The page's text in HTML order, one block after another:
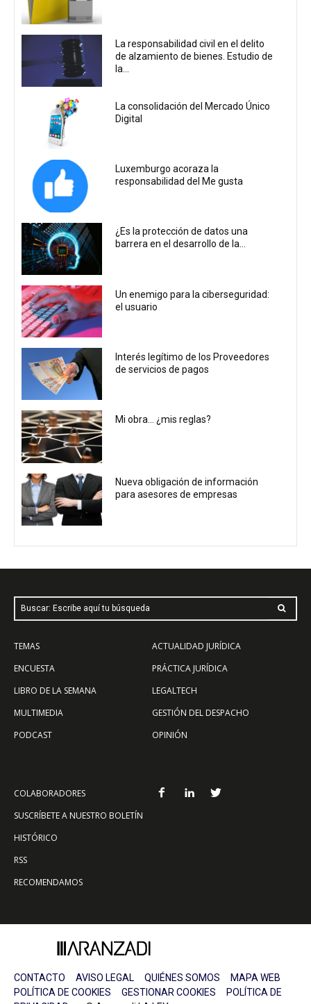
La responsabilidad civil en el delito
de alzamiento de bienes. Estudio de
la...
La consolidación del Mercado Único
Digital
Luxemburgo acoraza la
responsabilidad del Me gusta
¿Es la protección de datos una
barrera en el desarrollo de la...
Un enemigo para la ciberseguridad:
el usuario
Interés legítimo de los Proveedores
de servicios de pagos
Mi obra… ¿mis reglas?
Nueva obligación de información
para asesores de empresas
Buscar: Escribe aquí tu búsqueda
TEMAS
ENCUESTA
LIBRO DE LA SEMANA
MULTIMEDIA
PODCAST
ACTUALIDAD JURÍDICA
PRÁCTICA JURÍDICA
LEGALTECH
GESTIÓN DEL DESPACHO
OPINIÓN
COLABORADORES
SUSCRÍBETE A NUESTRO BOLETÍN
HISTÓRICO
RSS
RECOMENDAMOS
CONTACTO AVISO LEGAL QUIÉNES SOMOS
MAPA WEB
POLÍTICA DE COOKIES
GESTIONAR COOKIES
POLÍTICA DE